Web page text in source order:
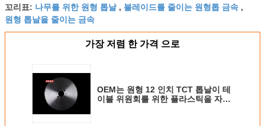
꼬리표: 나무를 위한 원형 톱날, 블레이드를 줄이는 원형톱 금속 ,
원형 톱날을 줄이는 금속
가장 저렴 한 가격 으로
OEM는 원형 12 인치 TCT 톱날이 테
이블 위원회를 위한 플라스틱을 자르